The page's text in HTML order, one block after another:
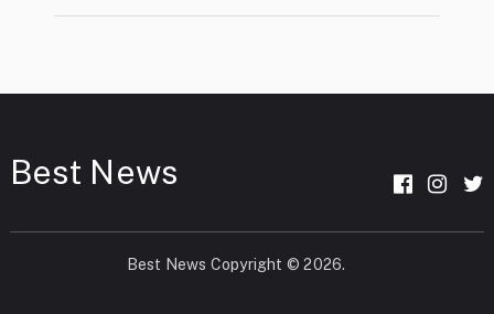
Best News
Best News Copyright © 2026.